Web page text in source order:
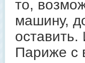
то,
машину,
оставить.
Париже с